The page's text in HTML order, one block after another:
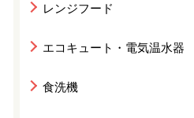
レンジフード
エコキュート・電気温水器
食洗機